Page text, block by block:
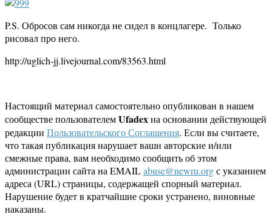
P.S. Обросов сам никогда не сидел в концлагере. Только
рисовал про него.
http://uglich-jj.livejournal.com/83563.html
Настоящий материал самостоятельно опубликован в нашем
сообществе пользователемUfadexна основании действующей
редакции Пользовательского Соглашения. Если вы считаете,
что такая публикация нарушает ваши авторские и/или
смежные права, вам необходимо сообщить об этом
администрации сайта на EMAILabuse@newru.orgс указанием
адреса (URL) страницы, содержащей спорный материал.
Нарушение будет в кратчайшие сроки устранено, виновные
наказаны.